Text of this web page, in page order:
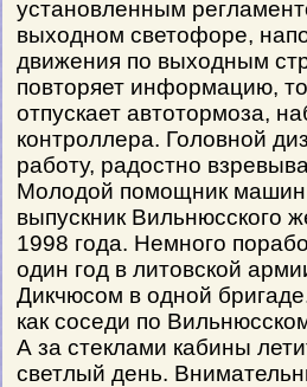
установленным
выходном светофоре,
движения по выходным
повторяет информацию,
отпускает автотормоза,
контроллера. Головной
работу, радостно
Молодой помощник
выпускник Вильнюсского
1998 года. Немного
один год в литовской
Дикчюсом в одной
как соседи по
А за стеклами кабины
светлый день.